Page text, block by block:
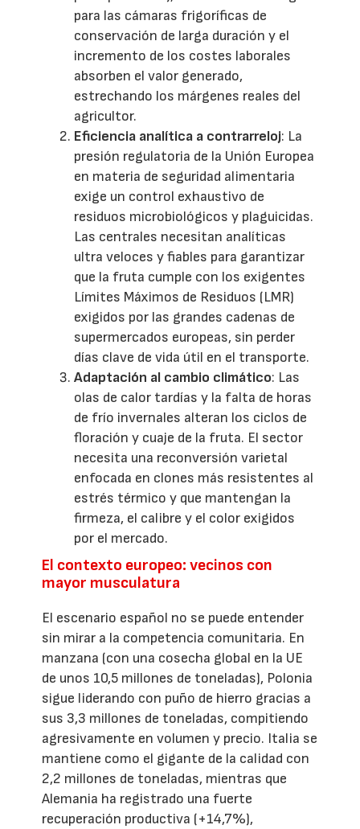
para las cámaras frigoríficas de
conservación de larga duración y el
incremento de los costes laborales
absorben el valor generado,
estrechando los márgenes reales del
agricultor.
Eficiencia analítica a contrarreloj: La
presión regulatoria de la Unión Europea
en materia de seguridad alimentaria
exige un control exhaustivo de
residuos microbiológicos y plaguicidas.
Las centrales necesitan analíticas
ultra veloces y fiables para garantizar
que la fruta cumple con los exigentes
Límites Máximos de Residuos (LMR)
exigidos por las grandes cadenas de
supermercados europeas, sin perder
días clave de vida útil en el transporte.
Adaptación al cambio climático: Las
olas de calor tardías y la falta de horas
de frío invernales alteran los ciclos de
floración y cuaje de la fruta. El sector
necesita una reconversión varietal
enfocada en clones más resistentes al
estrés térmico y que mantengan la
firmeza, el calibre y el color exigidos
por el mercado.
El contexto europeo: vecinos con
mayor musculatura
El escenario español no se puede entender
sin mirar a la competencia comunitaria. En
manzana (con una cosecha global en la UE
de unos 10,5 millones de toneladas), Polonia
sigue liderando con puño de hierro gracias a
sus 3,3 millones de toneladas, compitiendo
agresivamente en volumen y precio. Italia se
mantiene como el gigante de la calidad con
2,2 millones de toneladas, mientras que
Alemania ha registrado una fuerte
recuperación productiva (+14,7%),